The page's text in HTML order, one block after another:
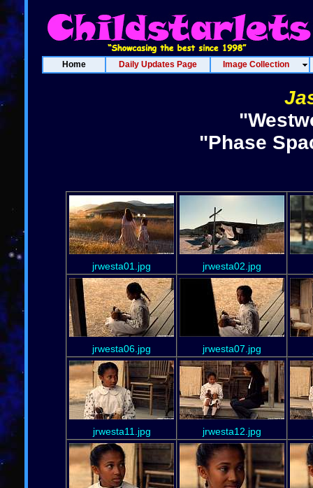
Home Daily Updates Page Image Collection
"Phase
jrwesta01.jpg jrwesta02.jpg
jrwesta06.jpg jrwesta07.jpg
jrwesta11.jpg jrwesta12.jpg